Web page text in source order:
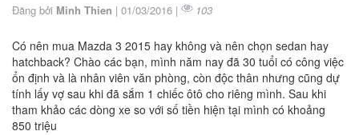
Đăng bởi Minh Thien | 01/03/2016 | 103
Có nên mua Mazda 3 2015 hay không và nên chọn sedan hay
hatchback? Chào các bạn, mình năm nay đã 30 tuổi có công việc
ổn định và là nhân viên văn phòng, còn độc thân nhưng cũng dự
tính lấy vợ sau khi đã sắm 1 chiếc ôtô cho riêng mình. Sau khi
tham khảo các dòng xe so với số tiền hiện tại mình có khoảng
850 triệu